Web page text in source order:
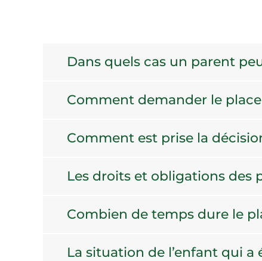
Dans quels cas un parent
Comment demander le
Comment est prise la
Les droits et obligations des
Combien de temps dure le
La situation de l’enfant qui